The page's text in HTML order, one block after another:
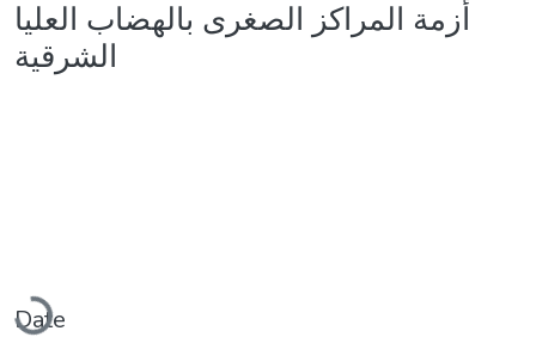
أزمة المراكز الصغرى بالهضاب العليا
الشرقية
Date